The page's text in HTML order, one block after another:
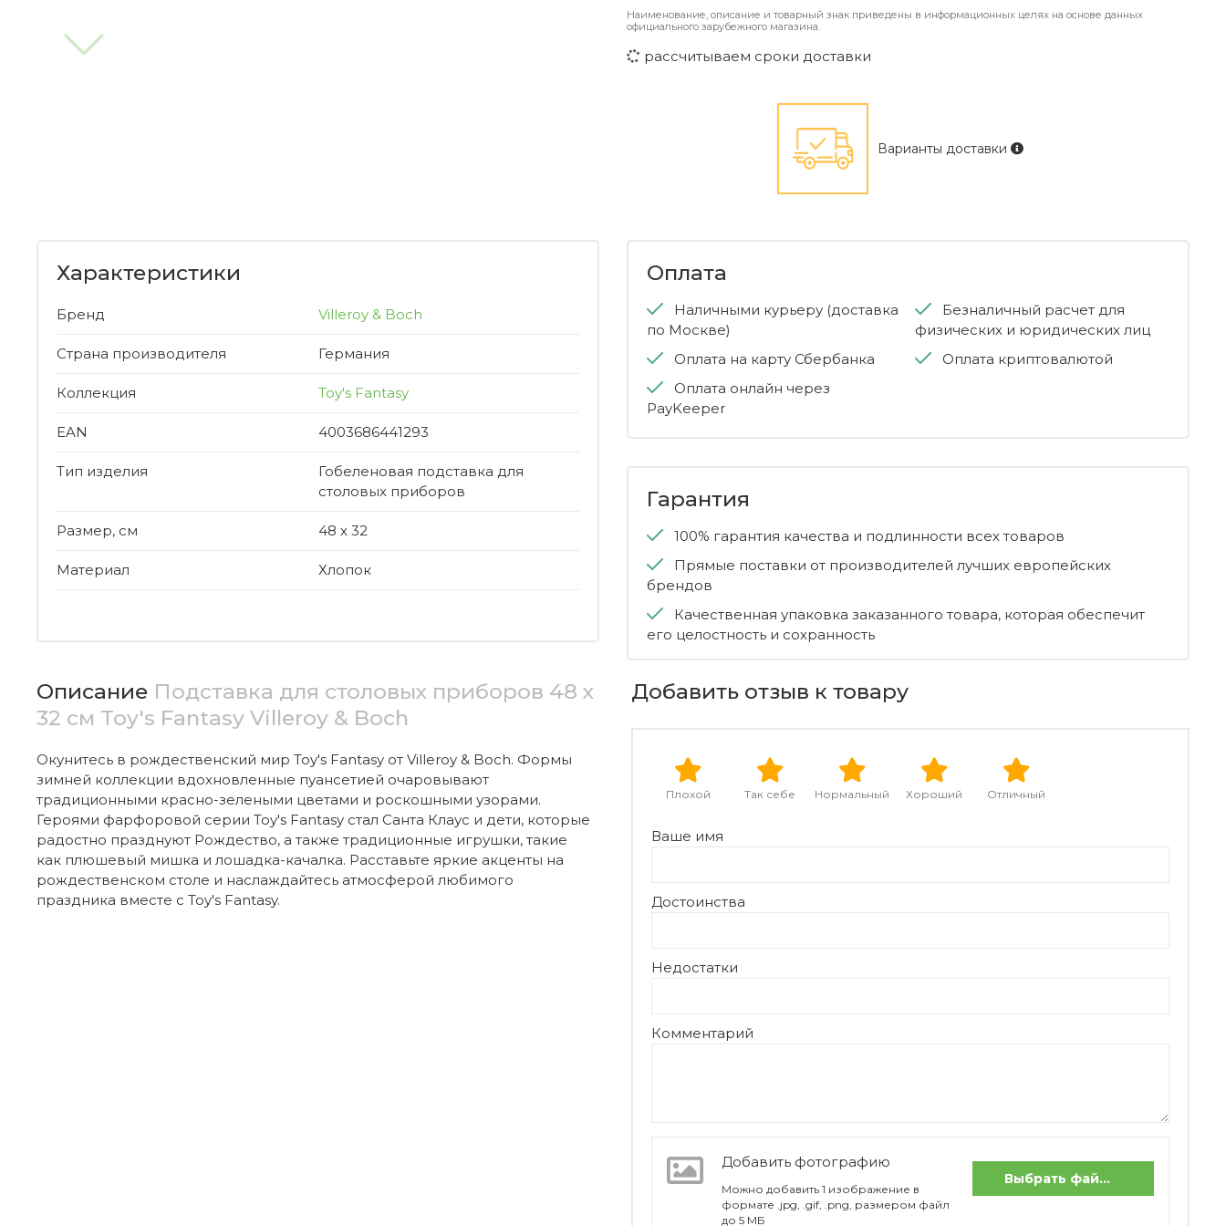
Наименование, описание и товарный знак приведены в информационных целях на основе данных
официального зарубежного магазина.
рассчитываем сроки доставки
Варианты доставки
Характеристики
Бренд Villeroy & Boch
Страна производителя Германия
Коллекция Toy's Fantasy
EAN 4003686441293
Тип изделия
Гобеленовая подставка для
столовых приборов
Размер, см 48 х 32
Материал Хлопок
Оплата
Наличными курьеру (доставка
по Москве)
Оплата на карту Сбербанка
Оплата онлайн через
PayKeeper
Безналичный расчет для
физических и юридических лиц
Оплата криптовалютой
Гарантия
100% гарантия качества и подлинности всех товаров
Прямые поставки от производителей лучших европейских
брендов
Качественная упаковка заказанного товара, которая обеспечит
его целостность и сохранность
Описание Подставка для столовых приборов 48 х
32 см Toy's Fantasy Villeroy & Boch
Окунитесь в рождественский мир Toy's Fantasy от Villeroy & Boch. Формы
зимней коллекции вдохновленные пуансетией очаровывают
традиционными красно-зелеными цветами и роскошными узорами.
Героями фарфоровой серии Toy's Fantasy стал Санта Клаус и дети, которые
радостно празднуют Рождество, а также традиционные игрушки, такие
как плюшевый мишка и лошадка-качалка. Расставьте яркие акценты на
рождественском столе и наслаждайтесь атмосферой любимого
праздника вместе с Toy's Fantasy.
Добавить отзыв к товару
Отличный
Хороший
Нормальный
Так себе
Плохой
Ваше имя
Достоинства
Недостатки
Комментарий
Добавить фотографию
Можно добавить 1 изображение в
формате .jpg, .gif, .png, размером файл
до 5 МБ
Выбрать файлы